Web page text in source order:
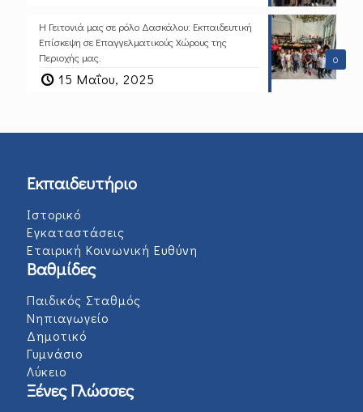
0
Η Γειτονιά μας σε ρόλο Δασκάλου: Εκπαιδευτική
Επίσκεψη σε Επαγγελματικούς Χώρους της
Περιοχής μας.
15 Μαΐου, 2025
Εκπαιδευτήριο
Ιστορικό
Εγκαταστάσεις
Εταιρική Κοινωνική Ευθύνη
Βαθμίδες
Παιδικός Σταθμός
Νηπιαγωγείο
Δημοτικό
Γυμνάσιο
Λύκειο
Ξένες Γλώσσες